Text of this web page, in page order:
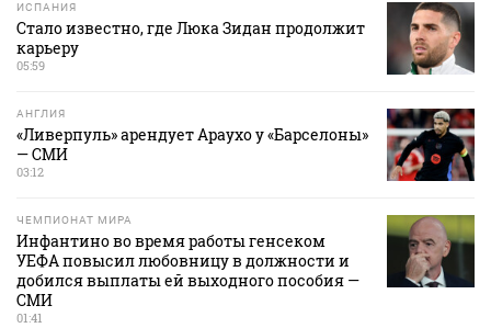
ИСПАНИЯ
Стало известно, где Люка Зидан продолжит
карьеру
05:59
АНГЛИЯ
«Ливерпуль» арендует Араухо у «Барселоны»
— СМИ
03:12
ЧЕМПИОНАТ МИРА
Инфантино во время работы генсеком
УЕФА повысил любовницу в должности и
добился выплаты ей выходного пособия —
СМИ
01:41